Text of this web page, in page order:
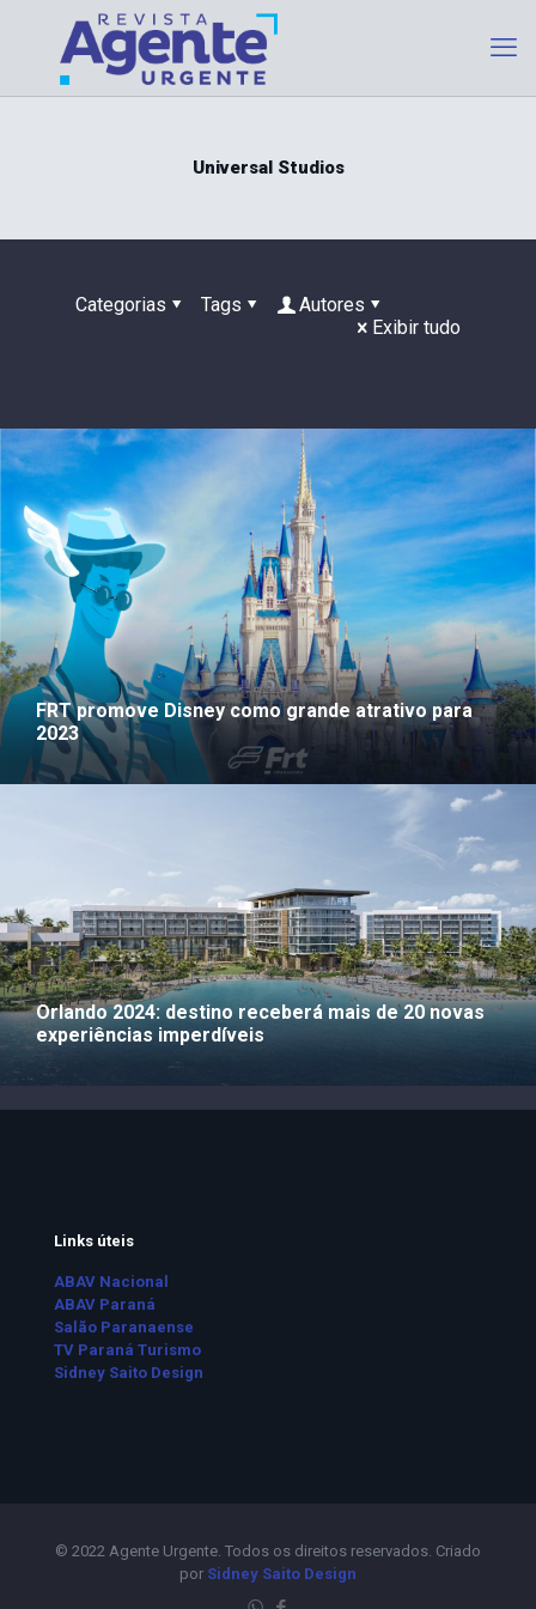
Universal Studios
Categorias Tags
Autores
Exibir tudo
FRT promove Disney como grande atrativo para
2023
Orlando 2024: destino receberá mais de 20 novas
experiências imperdíveis
Links úteis
ABAV Nacional
ABAV Paraná
Salão Paranaense
TV Paraná Turismo
Sidney Saito Design
© 2022 Agente Urgente. Todos os direitos reservados. Criado
por Sidney Saito Design